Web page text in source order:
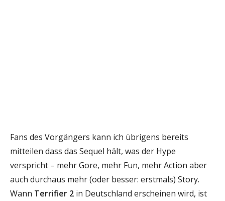
Fans des Vorgängers kann ich übrigens bereits
mitteilen dass das Sequel hält, was der Hype
verspricht – mehr Gore, mehr Fun, mehr Action aber
auch durchaus mehr (oder besser: erstmals) Story.
Wann Terrifier 2 in Deutschland erscheinen wird, ist